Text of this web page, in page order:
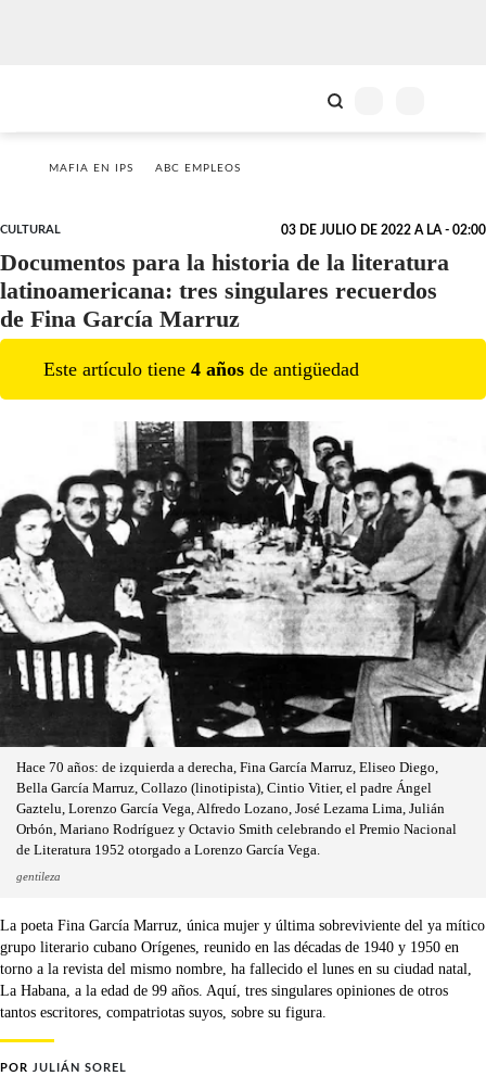
MAFIA EN IPS ABC EMPLEOS
CULTURAL 03 DE JULIO DE 2022 A LA - 02:00
Documentos para la historia de la literatura
latinoamericana: tres singulares recuerdos
de Fina García Marruz
Este artículo tiene 4 años de antigüedad
Hace 70 años: de izquierda a derecha, Fina García Marruz, Eliseo Diego,
Bella García Marruz, Collazo (linotipista), Cintio Vitier, el padre Ángel
Gaztelu, Lorenzo García Vega, Alfredo Lozano, José Lezama Lima, Julián
Orbón, Mariano Rodríguez y Octavio Smith celebrando el Premio Nacional
de Literatura 1952 otorgado a Lorenzo García Vega.
gentileza
La poeta Fina García Marruz, única mujer y última sobreviviente del ya mítico
grupo literario cubano Orígenes, reunido en las décadas de 1940 y 1950 en
torno a la revista del mismo nombre, ha fallecido el lunes en su ciudad natal,
La Habana, a la edad de 99 años. Aquí, tres singulares opiniones de otros
tantos escritores, compatriotas suyos, sobre su figura.
POR JULIÁN SOREL